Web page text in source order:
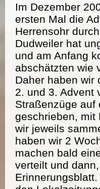
Im Dezember
ersten Mal die
Herrensohr
Dudweiler hat
und am Anfang
abschätzten wie
Daher haben wir
2. und 3. Advent
Straßenzüge auf
geschrieben, mit
wir jeweils
haben wir 2
machen bald
verteilt und